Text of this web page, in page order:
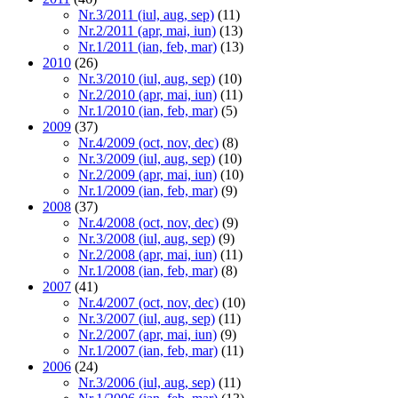
Nr.3/2011 (iul, aug, sep) (11)
Nr.2/2011 (apr, mai, iun) (13)
Nr.1/2011 (ian, feb, mar) (13)
2010 (26)
Nr.3/2010 (iul, aug, sep) (10)
Nr.2/2010 (apr, mai, iun) (11)
Nr.1/2010 (ian, feb, mar) (5)
2009 (37)
Nr.4/2009 (oct, nov, dec) (8)
Nr.3/2009 (iul, aug, sep) (10)
Nr.2/2009 (apr, mai, iun) (10)
Nr.1/2009 (ian, feb, mar) (9)
2008 (37)
Nr.4/2008 (oct, nov, dec) (9)
Nr.3/2008 (iul, aug, sep) (9)
Nr.2/2008 (apr, mai, iun) (11)
Nr.1/2008 (ian, feb, mar) (8)
2007 (41)
Nr.4/2007 (oct, nov, dec) (10)
Nr.3/2007 (iul, aug, sep) (11)
Nr.2/2007 (apr, mai, iun) (9)
Nr.1/2007 (ian, feb, mar) (11)
2006 (24)
Nr.3/2006 (iul, aug, sep) (11)